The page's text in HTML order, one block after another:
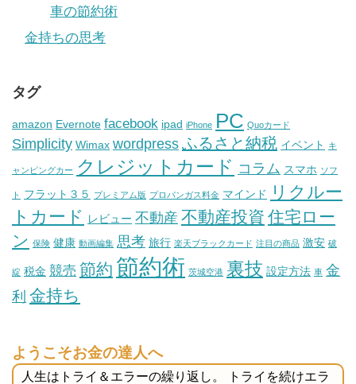
車の節約術
金持ちの思考
タグ
amazon Evernote facebook ipad iPhone PC Quoカード
Simplicity Wimax wordpressふるさと納税 イベント キ
ャンピングカー クレジットカード コラム スマホ ソフ
ト フラット３５ プレミアム版 プロパンガス料金 マインド
リクルー
トカード
レビュー 不動産 不動産投資 住宅ロー
ン 保険 健康 動画編集 思考 旅行 楽天ブラックカード 注目の商品 激安 破
綻 税金 競売 節約 節約術 茨城空港 裏技 設定方法 車 金
利 金持ち
ようこそお金の達人へ
人生はトライ＆エラーの繰り返し。 トライを続けエラ